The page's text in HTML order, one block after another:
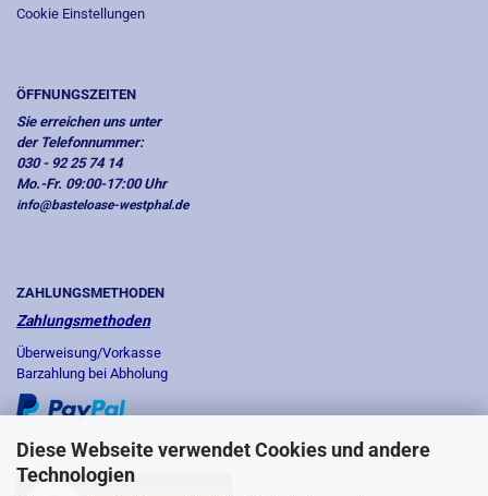
Diese Webseite verwendet Cookies und andere
Technologien
Cookie Einstellungen
ÖFFNUNGSZEITEN
Sie erreichen uns unter
der Telefonnummer:
030 - 92 25 74 14
Mo.-Fr. 09:00-17:00 Uhr
info@basteloase-westphal.de
ZAHLUNGSMETHODEN
Zahlungsmethoden
Überweisung/Vorkasse
Barzahlung bei Abholung